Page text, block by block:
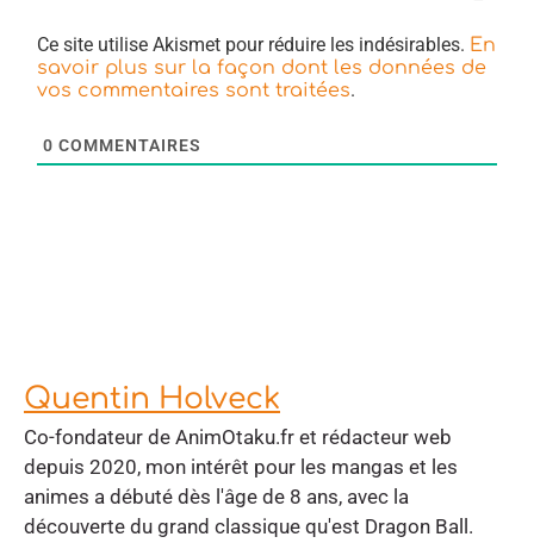
Ce site utilise Akismet pour réduire les indésirables. En
savoir plus sur la façon dont les données de
vos commentaires sont traitées.
0 COMMENTAIRES
Quentin Holveck
Co-fondateur de AnimOtaku.fr et rédacteur web
depuis 2020, mon intérêt pour les mangas et les
animes a débuté dès l'âge de 8 ans, avec la
découverte du grand classique qu'est Dragon Ball.